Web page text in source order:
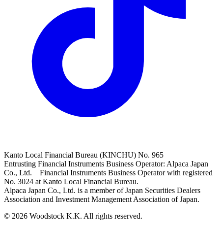
Kanto Local Financial Bureau (KINCHU) No. 965
Entrusting Financial Instruments Business Operator: Alpaca Japan
Co., Ltd. Financial Instruments Business Operator with registered
No. 3024 at Kanto Local Financial Bureau.
Alpaca Japan Co., Ltd. is a member of Japan Securities Dealers
Association and Investment Management Association of Japan.
© 2026 Woodstock K.K. All rights reserved.